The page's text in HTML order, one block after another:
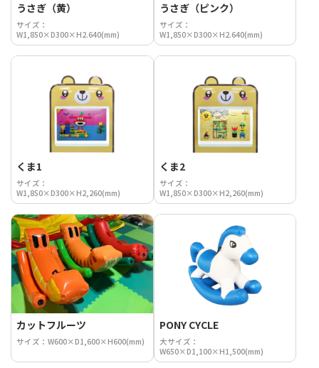
うさぎ（黄）
サイズ：
W1,850×D300×H2.640(mm)
うさぎ（ピンク）
サイズ：
W1,850×D300×H2.640(mm)
くま1
サイズ：
W1,850×D300×H2,260(mm)
くま2
サイズ：
W1,850×D300×H2,260(mm)
カットフルーツ
サイズ：W600×D1,600×H600(mm)
PONY CYCLE
大サイズ：
W650×D1,100×H1,500(mm)